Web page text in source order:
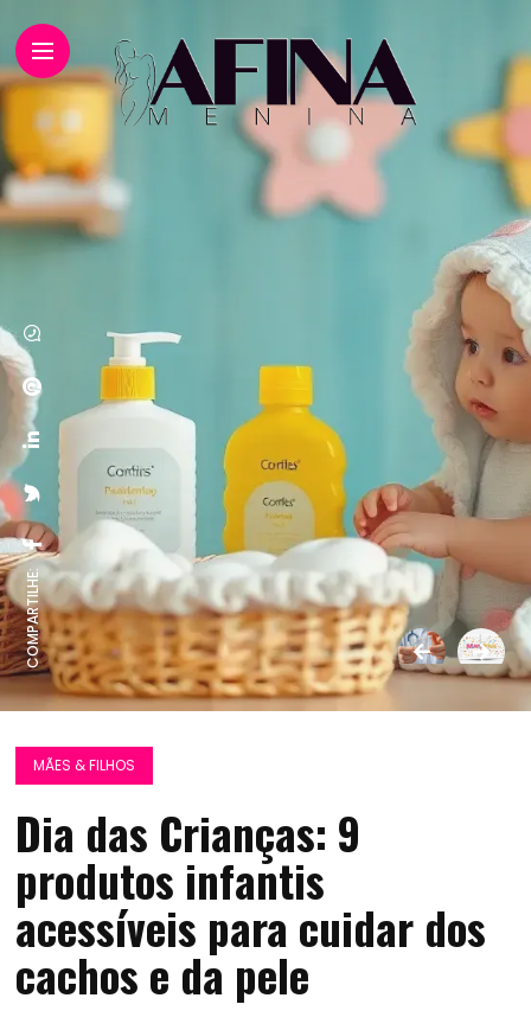
COMPARTILHE:
MÃES & FILHOS
Dia das Crianças: 9
produtos infantis
acessíveis para cuidar dos
cachos e da pele